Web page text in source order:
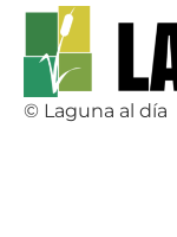
© Laguna al día